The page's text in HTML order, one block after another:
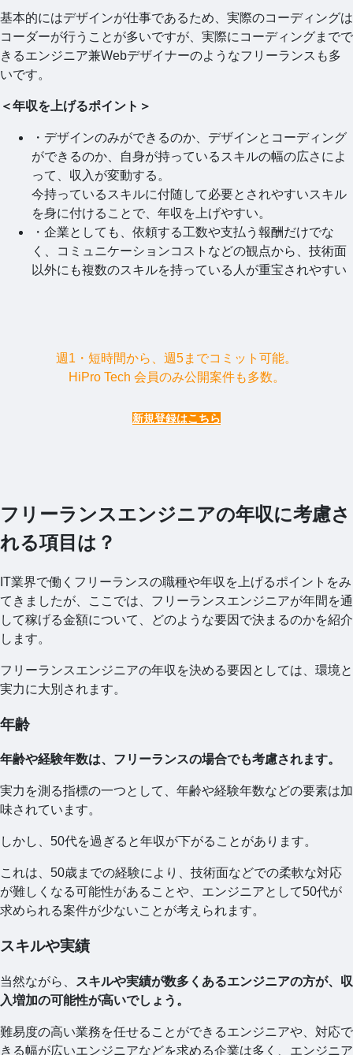
基本的にはデザインが仕事であるため、実際のコーディングは
コーダーが行うことが多いですが、実際にコーディングまでで
きるエンジニア兼Webデザイナーのようなフリーランスも多
いです。
＜年収を上げるポイント＞
・デザインのみができるのか、デザインとコーディング
ができるのか、自身が持っているスキルの幅の広さによ
って、収入が変動する。
今持っているスキルに付随して必要とされやすいスキル
を身に付けることで、年収を上げやすい。
・企業としても、依頼する工数や支払う報酬だけでな
く、コミュニケーションコストなどの観点から、技術面
以外にも複数のスキルを持っている人が重宝されやすい
週1・短時間から、週5までコミット可能。
HiPro Tech 会員のみ公開案件も多数。
新規登録はこちら
フリーランスエンジニアの年収に考慮さ
れる項目は？
IT業界で働くフリーランスの職種や年収を上げるポイントをみ
てきましたが、ここでは、フリーランスエンジニアが年間を通
して稼げる金額について、どのような要因で決まるのかを紹介
します。
フリーランスエンジニアの年収を決める要因としては、環境と
実力に大別されます。
年齢
年齢や経験年数は、フリーランスの場合でも考慮されます。
実力を測る指標の一つとして、年齢や経験年数などの要素は加
味されています。
しかし、50代を過ぎると年収が下がることがあります。
これは、50歳までの経験により、技術面などでの柔軟な対応
が難しくなる可能性があることや、エンジニアとして50代が
求められる案件が少ないことが考えられます。
スキルや実績
当然ながら、
スキルや実績が数多くあるエンジニアの方が、収
入増加の可能性が高いでしょう。
難易度の高い業務を任せることができるエンジニアや、対応で
きる幅が広いエンジニアなどを求める企業は多く、エンジニア